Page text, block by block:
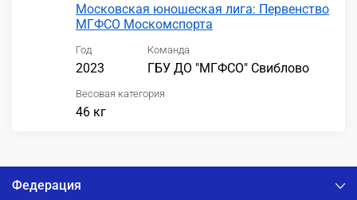
Московская юношеская лига: Первенство
МГФСО Москомспорта
Год
2023
Команда
ГБУ ДО "МГФСО" Свиблово
Весовая категория
46 кг
Федерация